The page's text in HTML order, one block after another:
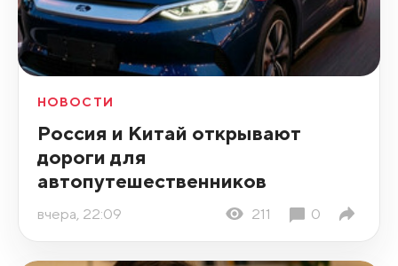
НОВОСТИ
Россия и Китай открывают
дороги для
автопутешественников
вчера, 22:09 211 0